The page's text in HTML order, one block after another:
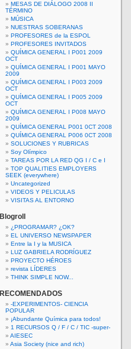
MESAS DE DIÁLOGO 2008 II
TÉRMINO
MÚSICA
NUESTRAS SOBERANAS
PROFESORES de la ESPOL
PROFESORES INVITADOS
QUÍMICA GENERAL I P001 2009
OCT
QUÍMICA GENERAL I P001 MAYO
2009
QUÍMICA GENERAL I P003 2009
OCT
QUÍMICA GENERAL I P005 2009
OCT
QUÍMICA GENERAL I P008 MAYO
2009
QUÍMICA GENERAL P001 0CT 2008
QUÍMICA GENERAL P006 0CT 2008
SOLUCIONES Y RUBRICAS
Soy Olímpico
TAREAS POR LA RED QG I / C e I
TOP QUALITIES EMPLOYERS
SEEK (everywhere)
Uncategorized
VIDEOS Y PELICULAS
VISITAS AL ENTORNO
Blogroll
¿PROGRAMAR? ¿OK?
EL UNIVERSO NEWSPAPER
Entre la I y la MUSICA
LUZ GABRIELA RODRÍGUEZ
PROYECTO HÉROES
revista LÍDERES
THINK SIMPLE NOW...
RECOMENDADOS
-EXPERIMENTOS- CIENCIA
POPULAR
¡Abundante Química para todos!
1 RECURSOS Q / F / C / TIC -super-
AIESEC
Asia Society (nice and rich)